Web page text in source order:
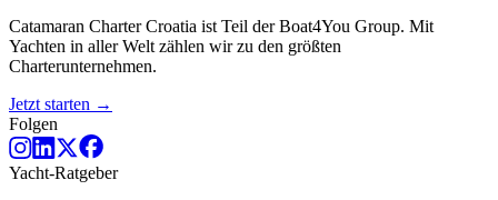
Catamaran Charter Croatia ist Teil der Boat4You Group. Mit
Yachten in aller Welt zählen wir zu den größten
Charterunternehmen.
Jetzt starten →
Folgen
Yacht-Ratgeber